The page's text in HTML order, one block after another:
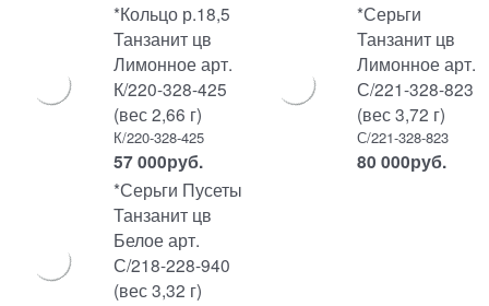
*Кольцо р.18,5
Танзанит цв
Лимонное арт.
К/220-328-425
(вес 2,66 г)
К/220-328-425
57 000руб.
*Серьги
Танзанит цв
Лимонное арт.
С/221-328-823
(вес 3,72 г)
С/221-328-823
80 000руб.
*Серьги Пусеты
Танзанит цв
Белое арт.
С/218-228-940
(вес 3,32 г)